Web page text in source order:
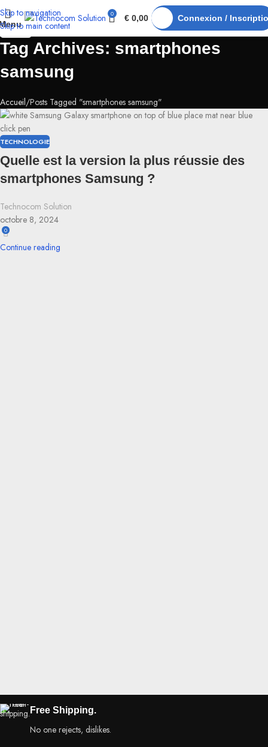
Skip to navigation
Skip to main content
0 € 0,00 Connexion /
Tag Archives: smartphones
samsung
Accueil Posts Tagged "smartphones samsung"
08
OCT
TECHNOLOGIE
Quelle est la version la plus réussie des
smartphones Samsung ?
Technocom Solution
octobre 8, 2024
0
Continue reading
Free Shipping.
No one rejects, dislikes.